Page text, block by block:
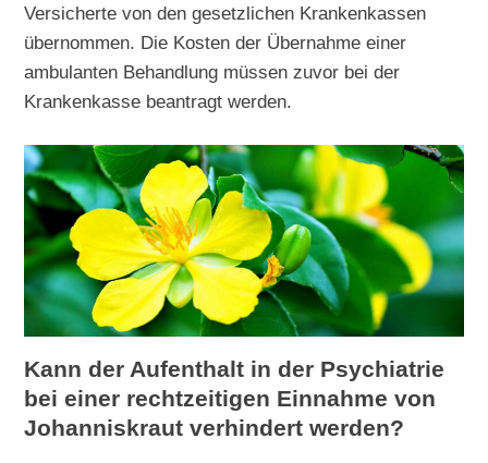
Versicherte von den gesetzlichen Krankenkassen
übernommen. Die Kosten der Übernahme einer
ambulanten Behandlung müssen zuvor bei der
Krankenkasse beantragt werden.
Kann der Aufenthalt in der Psychiatrie
bei einer rechtzeitigen Einnahme von
Johanniskraut verhindert werden?